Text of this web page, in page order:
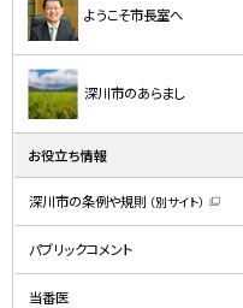
ようこそ市長室へ
深川市のあらまし
お役立ち情報
深川市の条例や規則 （別サイト）
新
ン
パブリックコメント
当番医